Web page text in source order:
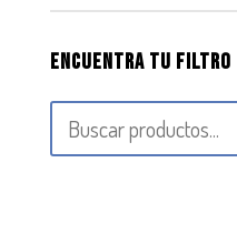
Encuentra tu filtro